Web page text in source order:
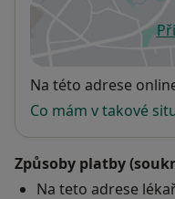
Dostupnost
Na této adrese
Co mám v takové
Způsoby platby
Na teto adrese